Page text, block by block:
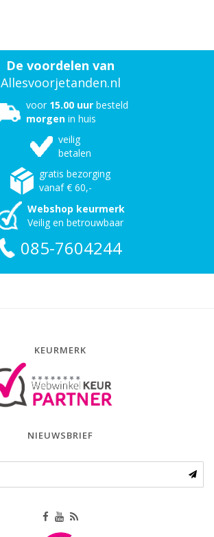
De voordelen van
Allesvoorjetanden.nl
voor 15.00 uur besteld
morgen in huis
veilig
betalen
gratis bezorging
vanaf € 60,-
Webshop keurmerk
Veilig en betrouwbaar
085-7604244
KEURMERK
NIEUWSBRIEF